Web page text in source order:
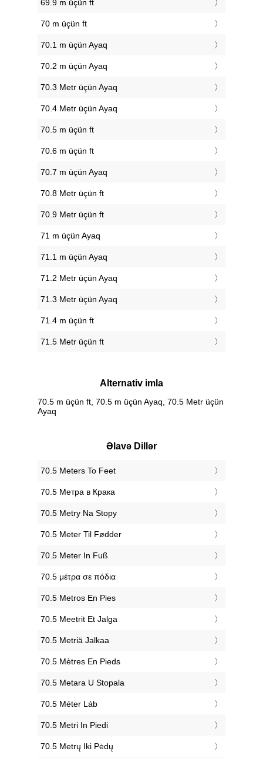
69.9 m üçün ft
70 m üçün ft
70.1 m üçün Ayaq
70.2 m üçün Ayaq
70.3 Metr üçün Ayaq
70.4 Metr üçün Ayaq
70.5 m üçün ft
70.6 m üçün ft
70.7 m üçün Ayaq
70.8 Metr üçün ft
70.9 Metr üçün ft
71 m üçün Ayaq
71.1 m üçün Ayaq
71.2 Metr üçün Ayaq
71.3 Metr üçün Ayaq
71.4 m üçün ft
71.5 Metr üçün ft
Alternativ imla
70.5 m üçün ft, 70.5 m üçün Ayaq, 70.5 Metr üçün
Ayaq
Əlavə Dillər
‎70.5 Meters To Feet
‎70.5 Метра в Крака
‎70.5 Metry Na Stopy
‎70.5 Meter Til Fødder
‎70.5 Meter In Fuß
‎70.5 μέτρα σε πόδια
‎70.5 Metros En Pies
‎70.5 Meetrit Et Jalga
‎70.5 Metriä Jalkaa
‎70.5 Mètres En Pieds
‎70.5 Metara U Stopala
‎70.5 Méter Láb
‎70.5 Metri In Piedi
‎70.5 Metrų Iki Pėdų